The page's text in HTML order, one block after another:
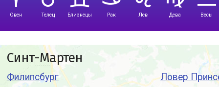
Овен Телец Близнецы Рак Лев Дева Весы
Синт-Мартен
Филипсбург
Ловер